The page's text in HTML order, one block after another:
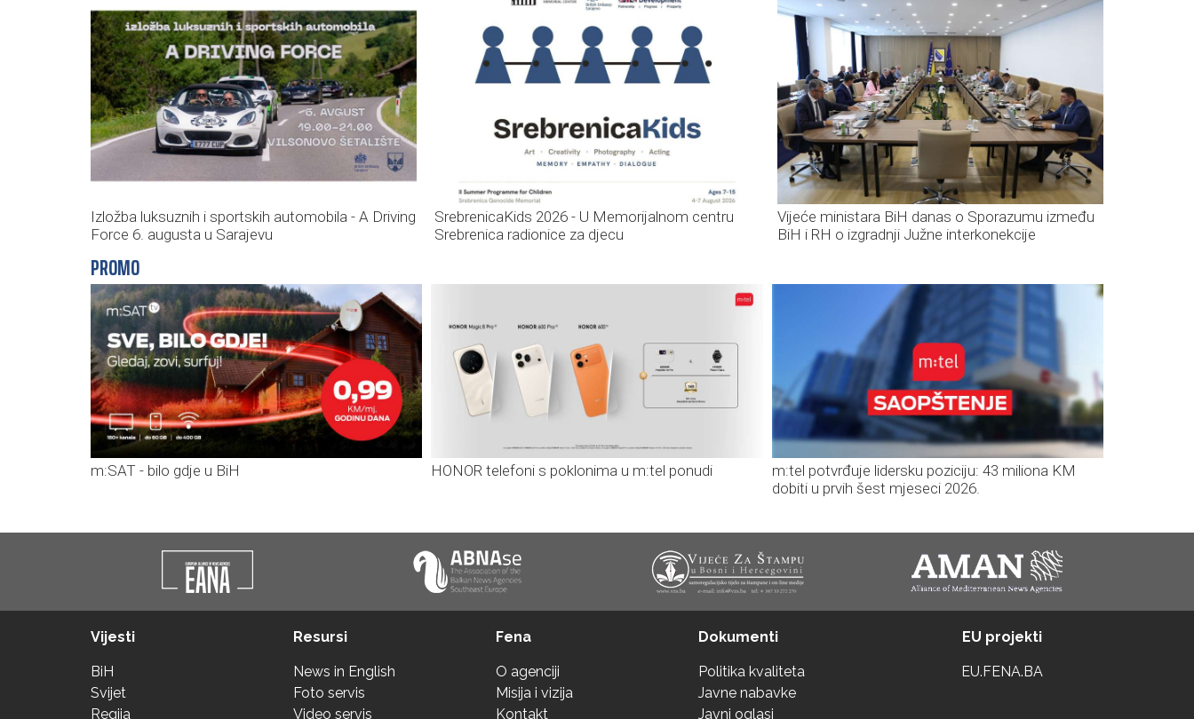
Izložba luksuznih i sportskih automobila - A Driving
Force 6. augusta u Sarajevu
SrebrenicaKids 2026 - U Memorijalnom centru
Srebrenica radionice za djecu
Vijeće ministara BiH danas o Sporazumu između
BiH i RH o izgradnji Južne interkonekcije
PROMO
m:SAT - bilo gdje u BiH HONOR telefoni s poklonima u m:tel ponudi
m:tel potvrđuje lidersku poziciju: 43 miliona KM
dobiti u prvih šest mjeseci 2026.
Vijesti
BiH
Svijet
Regija
Resursi
News in English
Foto servis
Video servis
Fena
O agenciji
Misija i vizija
Kontakt
Dokumenti
Politika kvaliteta
Javne nabavke
Javni oglasi
EU projekti
EU.FENA.BA